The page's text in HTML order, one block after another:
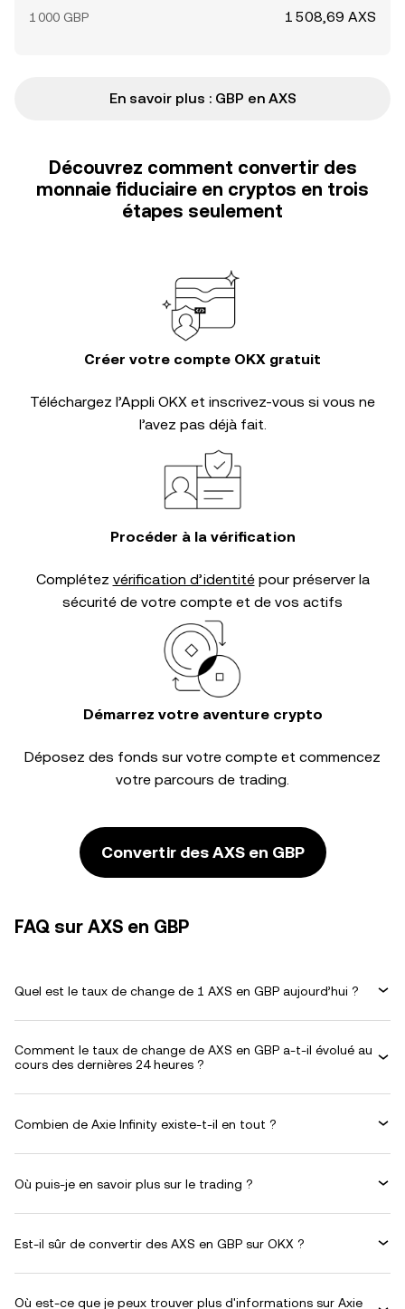
1 000 GBP 1 508,69 AXS
En savoir plus : GBP en AXS
Découvrez comment convertir des
monnaie fiduciaire en cryptos en trois
étapes seulement
Créer votre compte OKX gratuit
Téléchargez l’Appli OKX et inscrivez-vous si vous ne
l’avez pas déjà fait.
Procéder à la vérification
Complétez vérification d’identitépour préserver la
sécurité de votre compte et de vos actifs
Démarrez votre aventure crypto
Déposez des fonds sur votre compte et commencez
votre parcours de trading.
Convertir des AXS en GBP
FAQ sur AXS en GBP
Quel est le taux de change de 1 AXS en GBP aujourd’hui ?
Comment le taux de change de AXS en GBP a-t-il évolué au
cours des dernières 24 heures ?
Combien de Axie Infinity existe-t-il en tout ?
Où puis-je en savoir plus sur le trading ?
Est-il sûr de convertir des AXS en GBP sur OKX ?
Où est-ce que je peux trouver plus d'informations sur Axie